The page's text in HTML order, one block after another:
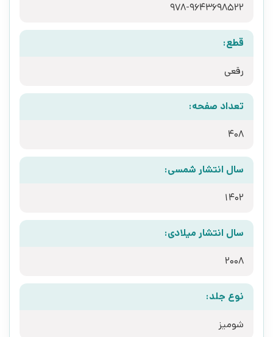
978-9643698522
قطع:
رقعی
تعداد صفحه:
408
سال انتشار شمسی:
1402
سال انتشار میلادی:
2008
نوع جلد:
شومیز